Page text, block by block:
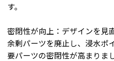
す。
密閉性が向上：デザインを見
余剰パーツを廃止し、浸水ポ
要パーツの密閉性が高まりま